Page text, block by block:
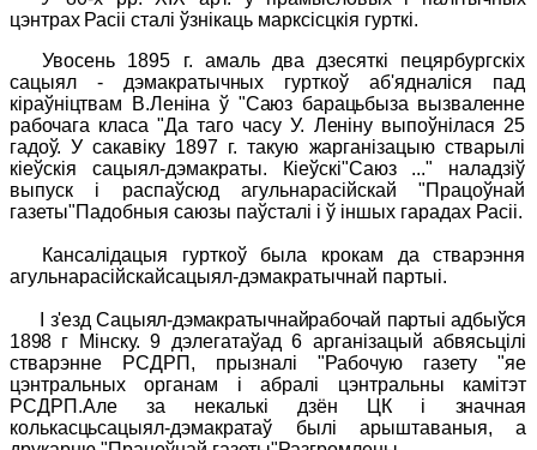
цэнтрах Расіісталі ўзнікаць марксісцкія гурткі.
Увосень 1895 г. амаль два дзесяткі пецярбургскіх
сацыял - дэмакратычных гурткоў аб'ядналіся пад
кіраўніцтвам В.Леніна ў "Саюз барацьбыза вызваленне
рабочага класа "Да таго часу У. Леніну выпоўнілася 25
гадоў. У сакавіку 1897 г. такую жарганізацыюстварылі
кіеўскія сацыял-дэмакраты. Кіеўскі"Саюз ..." наладзіў
выпуск і распаўсюд агульнарасійскай "Працоўнай
газеты"Падобныя саюзы паўсталі і ў іншых гарадах Расіі.
Кансалідацыя гурткоў была крокам да стварэння
агульнарасійскайсацыял-дэмакратычнай партыі.
I з'езд Сацыял-дэмакратычнайрабочай партыі адбыўся
1898 г Мінску. 9 дэлегатаўад 6 арганізацый абвясьцілі
стварэнне РСДРП, прызналі "Рабочую газету "яе
цэнтральных органам і абралі цэнтральны камітэт
РСДРП.Але за некалькі дзён ЦК і значная
колькасцьсацыял-дэмакратаў былі арыштаваныя, а